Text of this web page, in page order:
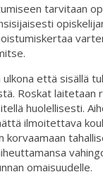
tarvitaan
ulkona että sisällä
Roskat laitetaan
huolellisesti.
ilmoitettava
korvaamaan
omaisuudelle.